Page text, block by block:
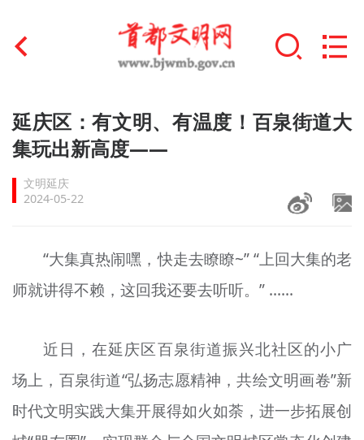
首页
文明创建
文明实践
未成年人思想道德建设
榜样人物
身边好人
文明评论
北京宣传文化引导基金
延庆区：有文明、有温度！百泉街道大
集玩出新高度——
文明延庆
2024-05-22
“大集真热闹嘿，快走去瞭瞭~” “上回大集的老
师就讲得不赖，这回我还要去听听。” ……
近日，在延庆区百泉街道振兴北社区的小广
场上，百泉街道“弘扬志愿精神，共绘文明画卷”新
时代文明实践大集开展得如火如荼，进一步拓展创